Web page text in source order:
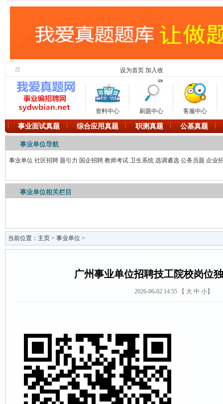
设为首页 加入收
藏
资料中心 刷题中心 客服中心
事业面试真题 综合应用真题 职测真题 公基真题
事业单位导航
事业单位 社区招聘 题引力 国企招聘 教师考试 卫生系统 选调遴选 公务员题 企业
事业单位相关栏目
当前位置： 主页 > 事业单位 >
广州事业单位招聘技工院校岗位
2026-06-02 14:55 【 大 中 小】